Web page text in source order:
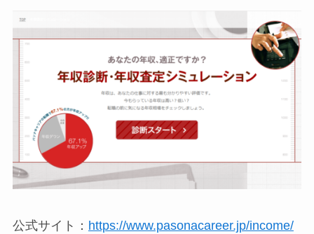
公式サイト： https://www.pasonacareer.jp/income/